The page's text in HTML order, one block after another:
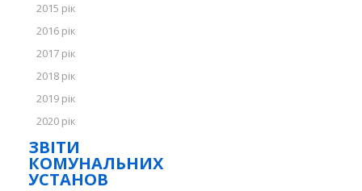
2015 рік
2016 рік
2017 рік
2018 рік
2019 рік
2020 рік
ЗВІТИ
КОМУНАЛЬНИХ
УСТАНОВ